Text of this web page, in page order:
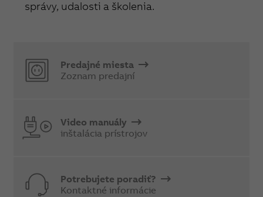
správy, udalosti a školenia.
Predajné miesta
Zoznam predajní
Video manuály
inštalácia prístrojov
Potrebujete poradiť?
Kontaktné informácie